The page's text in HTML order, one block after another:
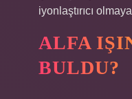
iyonlaştırıcı
ALFA
BULDU?